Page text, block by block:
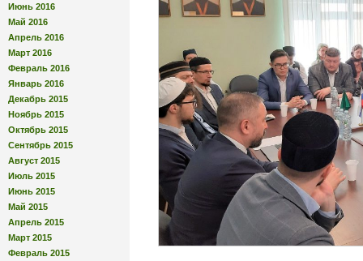
Июнь 2016
Май 2016
Апрель 2016
Март 2016
Февраль 2016
Январь 2016
Декабрь 2015
Ноябрь 2015
Октябрь 2015
Сентябрь 2015
Август 2015
Июль 2015
Июнь 2015
Май 2015
Апрель 2015
Март 2015
Февраль 2015